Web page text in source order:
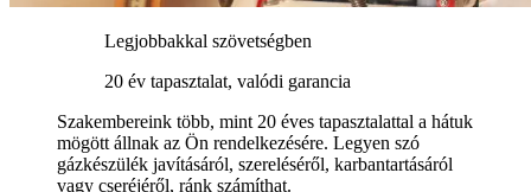
Legjobbakkal szövetségben
20 év tapasztalat, valódi garancia
Szakembereink több, mint 20 éves tapasztalattal a hátuk
mögött állnak az Ön rendelkezésére. Legyen szó
gázkészülék javításáról, szereléséről, karbantartásáról
vagy cseréjéről, ránk számíthat.